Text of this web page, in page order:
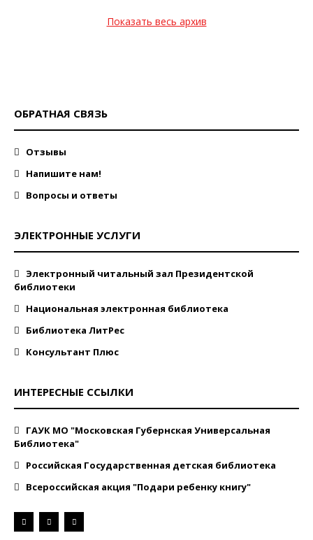
Показать весь архив
ОБРАТНАЯ СВЯЗЬ
Отзывы
Напишите нам!
Вопросы и ответы
ЭЛЕКТРОННЫЕ УСЛУГИ
Электронный читальный зал Президентской
библиотеки
Национальная электронная библиотека
Библиотека ЛитРес
Консультант Плюс
ИНТЕРЕСНЫЕ ССЫЛКИ
ГАУК МО "Московская Губернская Универсальная
Библиотека"
Российская Государственная детская библиотека
Всероссийская акция "Подари ребенку книгу"